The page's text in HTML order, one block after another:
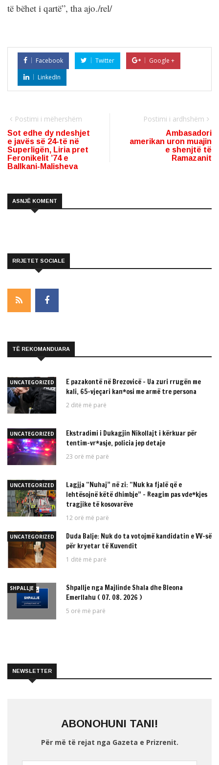
të bëhet i qartë”, tha ajo./rel/
Facebook Twitter
Google +
LinkedIn
Postimi i mëhershëm
Sot edhe dy ndeshjet
e javës së 24-të në
Superligën, Liria pret
Feronikelit ’74 e
Ballkani-Malisheva
Postimi i ardhshëm
Ambasadori
amerikan uron muajin
e shenjtë të
Ramazanit
ASNJË KOMENT
RRJETET SOCIALE
TË REKOMANDUARA
UNCATEGORIZED
E pazakontë në Brezovicë – Ua zuri rrugën me
kali, 65-vjeçari kan*osi me armë tre persona
2 ditë më parë
UNCATEGORIZED
Ekstradimi i Dukagjin Nikollajt i kërkuar për
tentim-vr*asje, policia jep detaje
23 orë më parë
UNCATEGORIZED
Lagjja “Nuhaj” në zi: “Nuk ka fjalë që e
lehtësojnë këtë dhimbje” – Reagim pas vde*kjes
tragjike të kosovarëve
12 orë më parë
UNCATEGORIZED
Duda Balje: Nuk do ta votojmë kandidatin e VV-së
për kryetar të Kuvendit
1 ditë më parë
SHPALLJE
Shpallje nga Majlinde Shala dhe Bleona
Emerllahu ( 07. 08. 2026 )
5 orë më parë
NEWSLETTER
ABONOHUNI TANI!
Për më të rejat nga Gazeta e Prizrenit.